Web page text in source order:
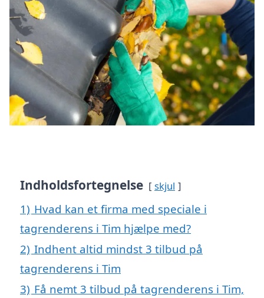
Indholdsfortegnelse skjul
1) Hvad kan et firma med speciale i
tagrenderens i Tim hjælpe med?
2) Indhent altid mindst 3 tilbud på
tagrenderens i Tim
3) Få nemt 3 tilbud på tagrenderens i Tim,